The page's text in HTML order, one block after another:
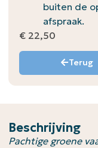
buiten de
afspraak.
€ 22,50
Terug
Beschrijving
Pachtige groene